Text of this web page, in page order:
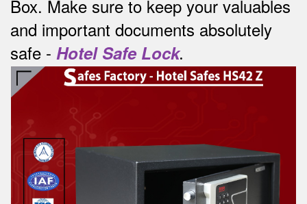
Box. Make sure to keep your valuables
and important documents absolutely
safe - Hotel Safe Lock.